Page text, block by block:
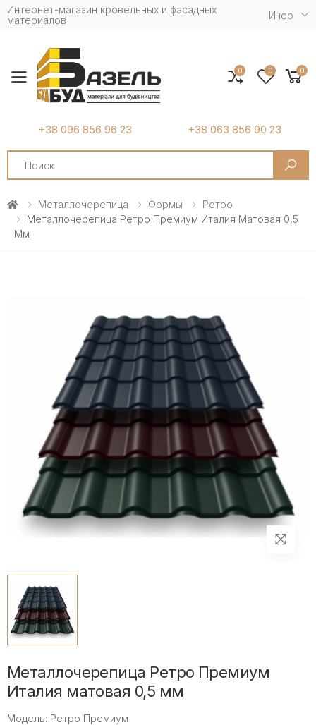
Интернет-магазин кровельных и фасадных
материалов
Инфо
Toggle mobile menu
+38 096 856 96 23 +38 063 856 90 23
Search
0 0 0
Металлочерепица Формы
Ретро
Металлочерепица Ретро Премиум Италия Матовая 0,5
Мм
Металлочерепица Ретро Премиум
Италия матовая 0,5 мм
Модель: Ретро Премиум